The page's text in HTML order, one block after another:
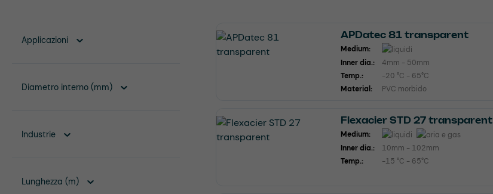
Applicazioni
Diametro interno (mm)
Industrie
Lunghezza (m)
APDatec 81 transparent
Medium:
Inner dia.:
4mm - 50mm
Temp.:
-20 °C - 65°C
Material:
PVC morbido
Flexacier STD 27 transparent
Medium:
Inner dia.:
10mm - 102mm
Temp.:
-15 °C - 65°C